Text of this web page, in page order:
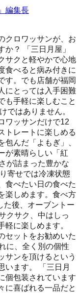
編集長
クロワッサンが、お
？ 「三日月屋」
サクと軽やかで心地
食べると病み付きに
す。でも店舗が福岡
にとっては入手困難
も手軽に楽しむこと
ではありません。
ワッサンだけで12
トレートに楽しめる
んだ「よもぎ」、
が素晴らしい「紅
が詰まった豊かな
寄せでは冷凍状態
食べたい日の食べた
楽しめます。食べ方
た後、オーブントー
クサク、中はしっ
軽に楽しめます。
セットをお勧めいた
に、全く別の個性
サンを頂けるという
います。 「三日月
個包装されています
に喜ばれる一品だと